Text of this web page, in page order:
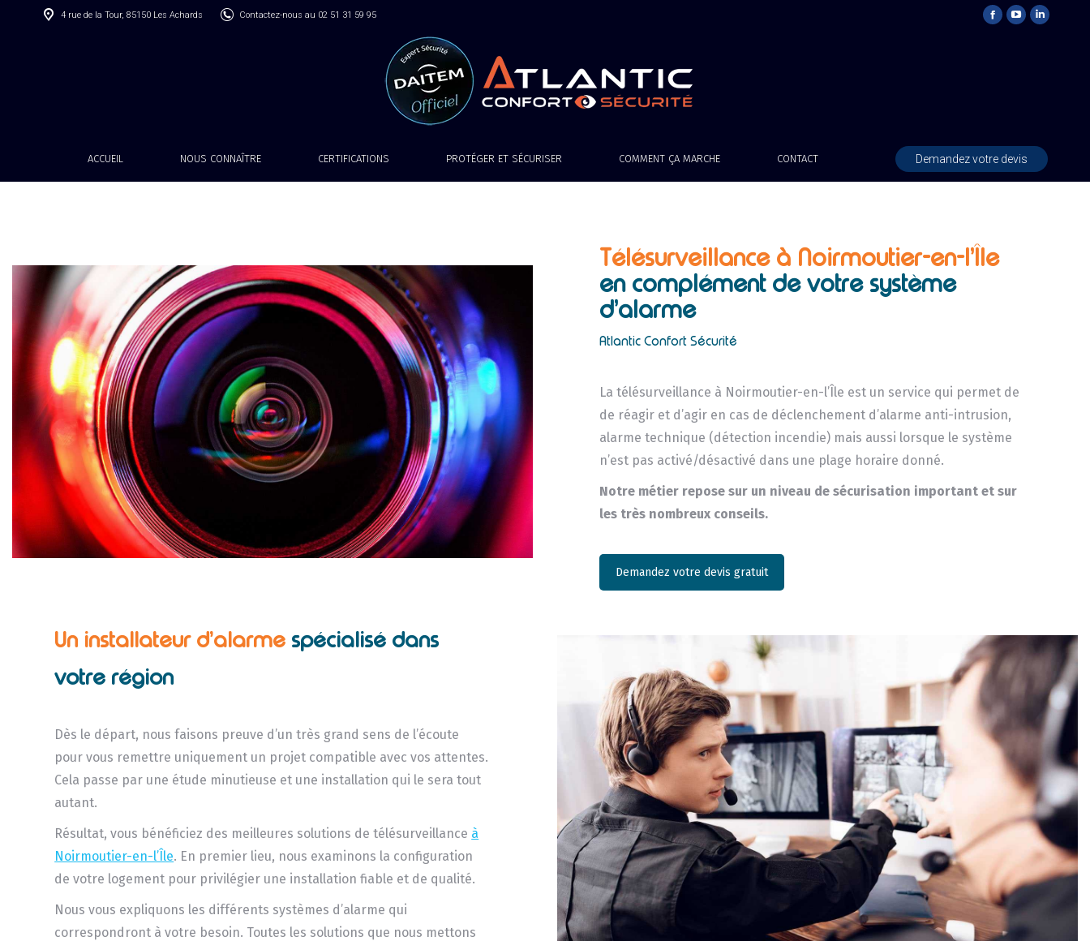
4 rue de la Tour, 85150 Les Achards Contactez-nous au 02 51 31 59 95
ACCUEIL NOUS CONNAÎTRE CERTIFICATIONS PROTÉGER ET SÉCURISER COMMENT ÇA MARCHE CONTACT Demandez votre devis
Télésurveillance à Noirmoutier-en-l’Île
en complément de votre système
d’alarme
Atlantic Confort Sécurité
La télésurveillance à Noirmoutier-en-l’Île est un service qui permet de
de réagir et d’agir en cas de déclenchement d’alarme anti-intrusion,
alarme technique (détection incendie) mais aussi lorsque le système
n’est pas activé/désactivé dans une plage horaire donné.
Notre métier repose sur un niveau de sécurisation important et sur
les très nombreux conseils.
Demandez votre devis gratuit
Un installateur d’alarme spécialisé dans
votre région
Dès le départ, nous faisons preuve d’un très grand sens de l’écoute
pour vous remettre uniquement un projet compatible avec vos attentes.
Cela passe par une étude minutieuse et une installation qui le sera tout
autant.
Résultat, vous bénéficiez des meilleures solutions de télésurveillance à
Noirmoutier-en-l’Île. En premier lieu, nous examinons la configuration
de votre logement pour privilégier une installation fiable et de qualité.
Nous vous expliquons les différents systèmes d’alarme qui
correspondront à votre besoin. Toutes les solutions que nous mettons